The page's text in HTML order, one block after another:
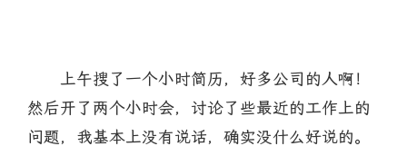
上午搜了一个小时简历，好多公司的人啊！
然后开了两个小时会，讨论了些最近的工作上的
问题，我基本上没有说话，确实没什么好说的。